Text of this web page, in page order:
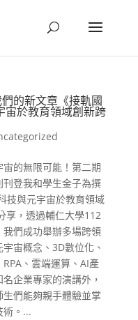
的新文章《接軌國
宙於教育領域創新跨
的無限可能！第二期
刊登我和學生金子為撰
技與元宇宙於教育領域
享，透過輔仁大學112
們成功舉辦多場跨領
宙概念、3D數位化、
、雲端運算、AI產
企業專家的演講外，
們能夠親手體驗並掌
術。...